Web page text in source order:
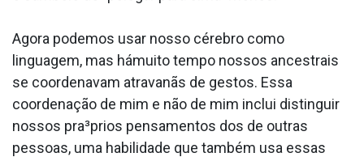
Agora podemos usar nosso cérebro como
linguagem, mas hámuito tempo nossos ancestrais
se coordenavam atravanãs de gestos. Essa
coordenação de mim e não de mim inclui distinguir
nossos pra³prios pensamentos dos de outras
pessoas, uma habilidade que também usa essas